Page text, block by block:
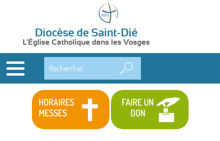
Diocèse de Saint-Dié
L'Église Catholique dans les Vosges
HORAIRES
MESSES
FAIRE UN
DON